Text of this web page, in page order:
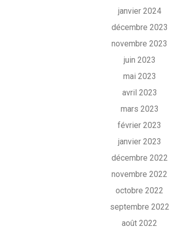
janvier 2024
décembre 2023
novembre 2023
juin 2023
mai 2023
avril 2023
mars 2023
février 2023
janvier 2023
décembre 2022
novembre 2022
octobre 2022
septembre 2022
août 2022